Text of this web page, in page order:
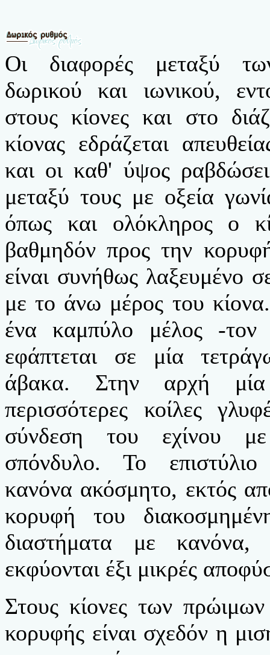
Οι διαφορές μεταξύ
δωρικού και ιωνικού,
στους κίονες και στο
κίονας εδράζεται
και οι καθ' ύψος
μεταξύ τους με οξεία
όπως και ολόκληρος ο
βαθμηδόν προς την
είναι συνήθως λαξευμένο
με το άνω μέρος του
ένα καμπύλο μέλος -τον
εφάπτεται σε μία
άβακα. Στην αρχή
περισσότερες κοίλες
σύνδεση του εχίνου
σπόνδυλο. Το
κανόνα ακόσμητο, εκτός
κορυφή του
διαστήματα με
εκφύονται έξι μικρές
Στους κίονες των
κορυφής είναι σχεδόν η